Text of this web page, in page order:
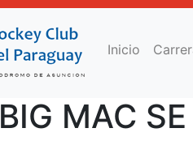
Inicio (current)
BIG MAC